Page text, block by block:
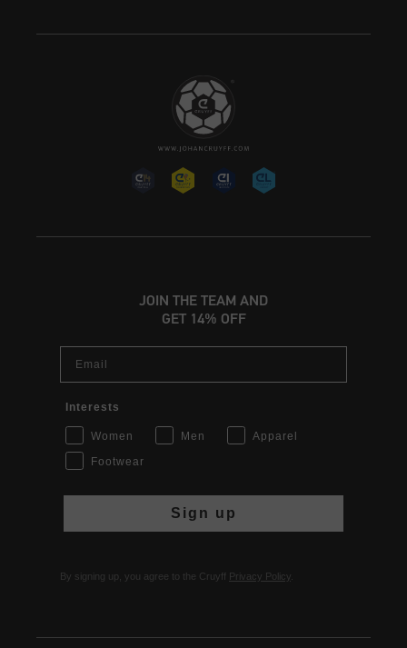
JOIN THE TEAM AND
GET 14% OFF
Email
Interests
Women Men
Apparel
Footwear
Sign up
By signing up, you agree to the Cruyff Privacy Policy